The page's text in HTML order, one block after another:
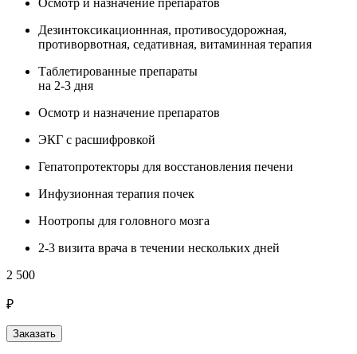
Осмотр и назначение препаратов
Дезинтоксикационнная, противосудорожная,
противорвотная, седативная, витаминная терапия
Таблетированные препараты
на 2-3 дня
Осмотр и назначение препаратов
ЭКГ с расшифровкой
Гепатопротекторы для восстановления печени
Инфузионная терапия почек
Ноотропы для головного мозга
2-3 визита врача в течении нескольких дней
2 500
₽
Заказать